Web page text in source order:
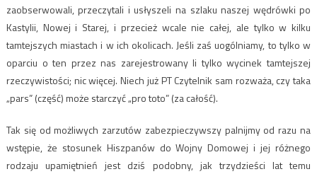
zaobserwowali, przeczytali i usłyszeli na szlaku naszej wędrówki po
Kastylii, Nowej i Starej, i przecież wcale nie całej, ale tylko w kilku
tamtejszych miastach i w ich okolicach. Jeśli zaś uogólniamy, to tylko w
oparciu o ten przez nas zarejestrowany li tylko wycinek tamtejszej
rzeczywistości; nic więcej. Niech już PT Czytelnik sam rozważa, czy taka
„pars” (część) może starczyć „pro toto” (za całość).
Tak się od możliwych zarzutów zabezpieczywszy palnijmy od razu na
wstępie, że stosunek Hiszpanów do Wojny Domowej i jej różnego
rodzaju upamiętnień jest dziś podobny, jak trzydzieści lat temu